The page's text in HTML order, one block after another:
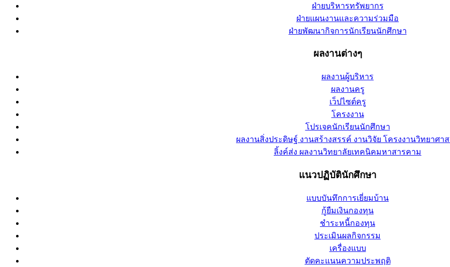
ฝ่ายบริหารทรัพยากร
ฝ่ายแผนงานและความร่วมมือ
ฝ่ายพัฒนากิจการนักเรียนนักศึกษา
ผลงานต่างๆ
ผลงานผู้บริหาร
ผลงานครู
เว็ปไซต์ครู
โครงงาน
โปรเจคนักเรียนนักศึกษา
ผลงานสิ่งประดิษฐ์ งานสร้างสรรค์ งานวิจัย โครงงานวิทยาศา
ลิ้งค์ส่ง ผลงานวิทยาลัยเทคนิคมหาสารคาม
แนวปฏิบัตินักศึกษา
แบบบันทึกการเยี่ยมบ้าน
กู้ยืมเงินกองทุน
ชำระหนี้กองทุน
ประเมินผลกิจกรรม
เครื่องแบบ
ตัดคะแนนความประพฤติ